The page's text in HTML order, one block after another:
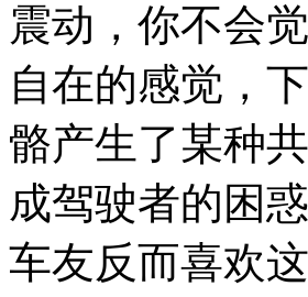
震动，你不会
自在的感觉，
骼产生了某种
成驾驶者的困
车友反而喜欢